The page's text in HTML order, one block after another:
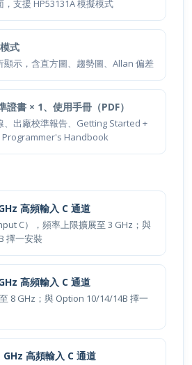
支援 HP53131A 模擬模式
式
顯示，含直方圖、趨勢圖、Allan 偏差
證書 × 1、使用手冊（PDF）
、出廠校準報告、Getting Started +
Handbook
高頻輸入 C 通道
C），頻率上限擴展至 3 GHz；與
擇一安裝
高頻輸入 C 通道
8 GHz；與 Option 10/14/14B 擇一
高頻輸入 C 通道